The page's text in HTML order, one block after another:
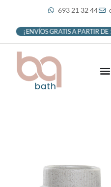
693 21 32 44
¡ENVÍOS GRATIS A PARTIR DE